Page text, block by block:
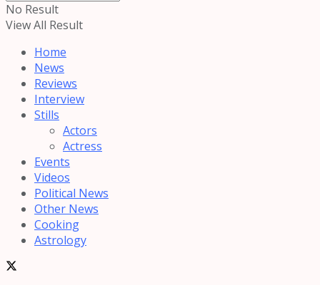
No Result
View All Result
Home
News
Reviews
Interview
Stills
Actors
Actress
Events
Videos
Political News
Other News
Cooking
Astrology